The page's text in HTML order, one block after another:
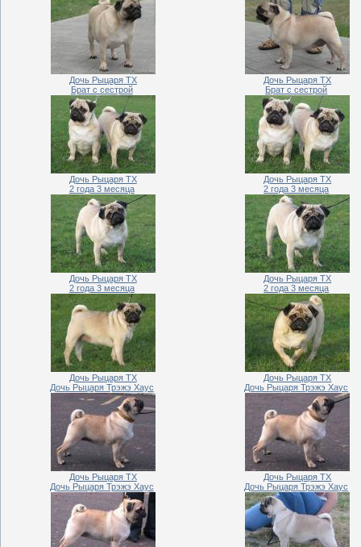
Дочь Рыцаря ТХ
Дочь Рыцаря ТХ
Брат с сестрой
Дочь Рыцаря ТХ
Брат с сестрой
Дочь Рыцаря ТХ
2 года 3 месяца
Дочь Рыцаря ТХ
2 года 3 месяца
Дочь Рыцаря ТХ
2 года 3 месяца
Дочь Рыцаря ТХ
2 года 3 месяца
Дочь Рыцаря ТХ
Дочь Рыцаря Трэжэ Хаус
Дочь Рыцаря ТХ
Дочь Рыцаря Трэжэ Хаус
Дочь Рыцаря ТХ
Дочь Рыцаря Трэжэ Хаус
Дочь Рыцаря Трэжэ Хаус